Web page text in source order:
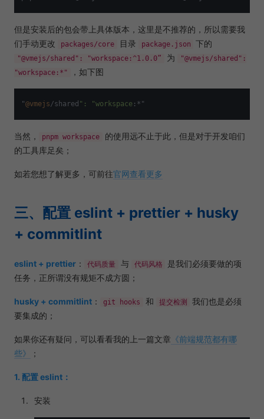
但是安装后的包会带上具体版本，这里是不推荐的，所以需要我
们手动更改
packages/core 目录 package.json 下的
"@vmejs/shared": "workspace:^1.0.0” 为
"@vmejs/shared":
"workspace:*"
，如下图
"@vmejs/shared ": "workspace
当然， pnpm workspace
的使用远不止于此，但是对于开发咱们
的工具库足矣；
如若您想了解更多，可前往官网查看更多
三、配置 eslint + prettier + husky
+ commitlint
eslint + prettier ： 代码质量 与 代码风格
是我们必须要做的项
任务，正所谓没有规矩不成方圆；
husky + commitlint ： git hooks 和 提交检测
我们也是必须
要集成的；
如果你还有疑问，可以看看我的上一篇文章 《前端规范都有哪
些》
；
1. 配置 eslint：
安装